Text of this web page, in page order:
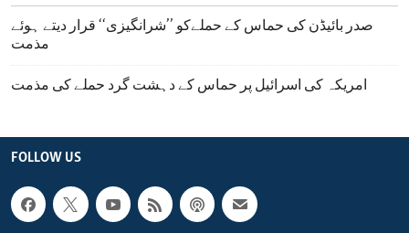
صدر بائیڈن کی حماس کے حملےکو ’’شرانگیزی‘‘ قرار دیتے ہوئے
مذمت
امریکہ کی اسرائیل پر حماس کے دہشت گرد حملے کی مذمت
FOLLOW US